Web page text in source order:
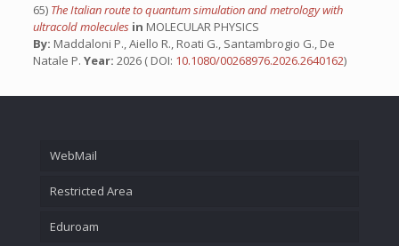
65) The Italian route to quantum simulation and metrology with
ultracold molecules in MOLECULAR PHYSICS
By: Maddaloni P., Aiello R., Roati G., Santambrogio G., De
Natale P. Year: 2026 ( DOI: 10.1080/00268976.2026.2640162)
WebMail
Restricted Area
Eduroam